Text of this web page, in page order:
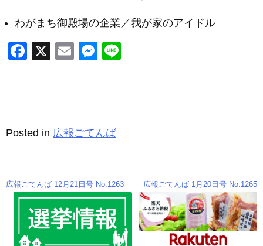
わがまち御殿場の企業／我が家のアイドル
F
b
k
X
E
M
n
g
Posted in 広報ごてんば
投
広報ごてんば 12月21日号 No.1263 広報ごてんば 1月20日号 No.1265